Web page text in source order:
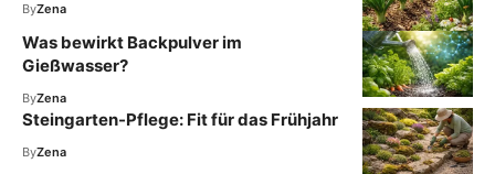
ByZena
Was bewirkt Backpulver im
Gießwasser?
ByZena
Steingarten-Pflege: Fit für das Frühjahr
ByZena